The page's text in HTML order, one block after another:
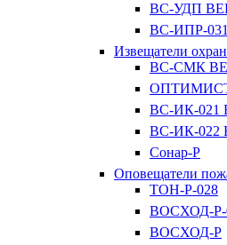
ВС-УДП
ВС-ИПР-
Извещатели
ВС-СМК
ВС-ИК-021
ВС-ИК-022
Сонар-Р
Оповещатели
ТОН-Р-028
ВОСХОД-Р-
ВОСХОД-Р